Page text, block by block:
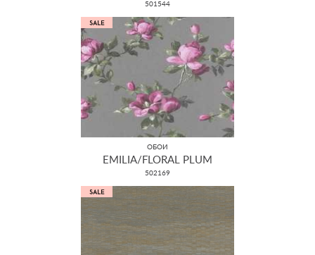
501544
ОБОИ
EMILIA/FLORAL PLUM
502169